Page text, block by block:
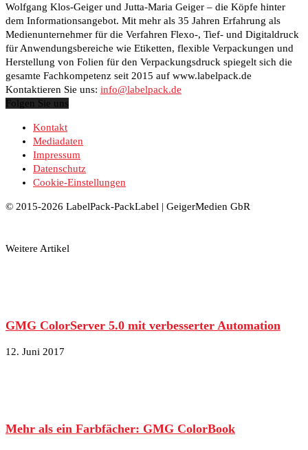
Wolfgang Klos-Geiger und Jutta-Maria Geiger – die Köpfe hinter
dem Informationsangebot. Mit mehr als 35 Jahren Erfahrung als
Medienunternehmer für die Verfahren Flexo-, Tief- und Digitaldruck
für Anwendungsbereiche wie Etiketten, flexible Verpackungen und
Herstellung von Folien für den Verpackungsdruck spiegelt sich die
gesamte Fachkompetenz seit 2015 auf www.labelpack.de
Kontaktieren Sie uns: info@labelpack.de
Folgen Sie uns
Kontakt
Mediadaten
Impressum
Datenschutz
Cookie-Einstellungen
© 2015-2026 LabelPack-PackLabel | GeigerMedien GbR
Weitere Artikel
GMG ColorServer 5.0 mit verbesserter Automation
12. Juni 2017
Mehr als ein Farbfächer: GMG ColorBook